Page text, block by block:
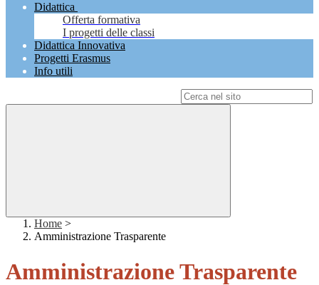
Didattica
Offerta formativa
I progetti delle classi
Didattica Innovativa
Progetti Erasmus
Info utili
Home >
Amministrazione Trasparente
Amministrazione Trasparente